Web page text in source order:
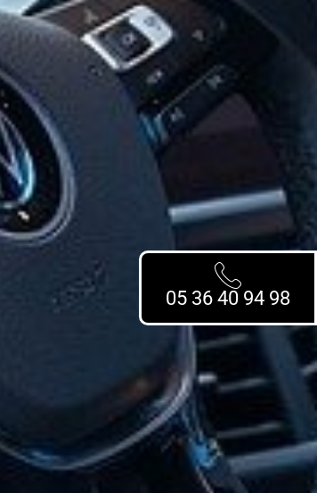
05 36 40 94 98